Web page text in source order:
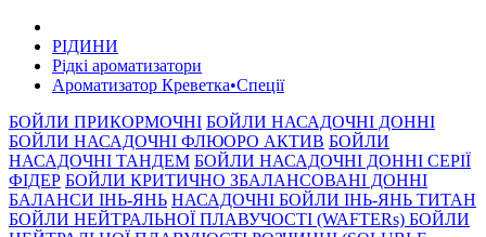
РIДИНИ
Рідкі ароматизатори
Ароматизатор Креветка•Спеції
БОЙЛИ ПРИКОРМОЧНI БОЙЛИ НАСАДОЧНI ДОННI
БОЙЛИ НАСАДОЧНІ ФЛЮОРО АКТИВ БОЙЛИ
НАСАДОЧНІ ТАНДЕМ БОЙЛИ НАСАДОЧНI ДОННI СЕРIÏ
ФIДЕР БОЙЛИ КРИТИЧНО ЗБАЛАНСОВАНІ ДОННІ
БАЛАНСИ ІНЬ-ЯНЬ НАСАДОЧНІ БОЙЛИ ІНЬ-ЯНЬ ТИТАН
БОЙЛИ НЕЙТРАЛЬНОÏ ПЛАВУЧОСТI (WAFTERs) БОЙЛИ